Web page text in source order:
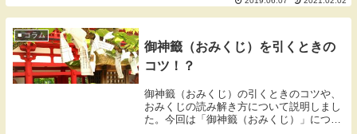
グをご覧いただきありがとうございます。
勉強の仕方を学ぶ学生さんから勉強の仕方
■ コラム
御神籤（おみくじ）を引くときの
コツ！？
御神籤（おみくじ）の引くときのコツや、
おみくじの読み解き方について説明しまし
た。今回は「御神籤（おみくじ）」につい